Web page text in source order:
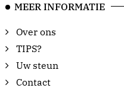
MEER INFORMATIE
Over ons
TIPS?
Uw steun
Contact